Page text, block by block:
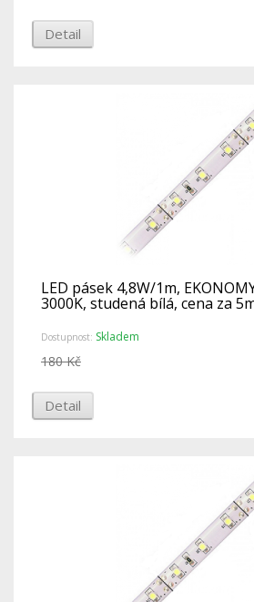
Detail
LED pásek 4,8W/1m,
3000K, studená bílá, cena za
Dostupnost: Skladem
180 Kč
Detail